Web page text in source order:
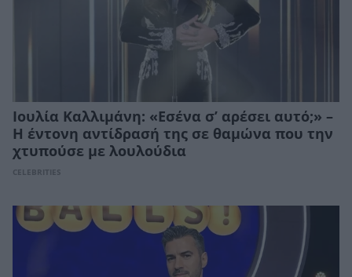
Ιουλία Καλλιμάνη: «Εσένα σ’ αρέσει αυτό;» –
Η έντονη αντίδρασή της σε θαμώνα που την
χτυπούσε με λουλούδια
CELEBRITIES